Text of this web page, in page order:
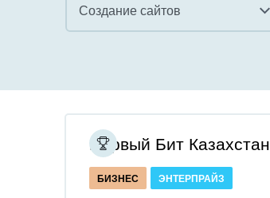
Создание сайтов
Внедрение КЭДО
Интеграция с 1С
Организация задач и
Первый Бит Казахстан
БИЗНЕС ЭНТЕРПРАЙЗ